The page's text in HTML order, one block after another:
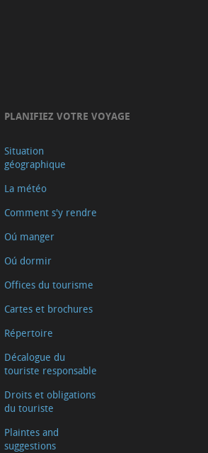
PLANIFIEZ VOTRE VOYAGE
Situation
géographique
La météo
Comment s'y rendre
Oú manger
Oú dormir
Offices du tourisme
Cartes et brochures
Répertoire
Décalogue du
touriste responsable
Droits et obligations
du touriste
Plaintes and
suggestions